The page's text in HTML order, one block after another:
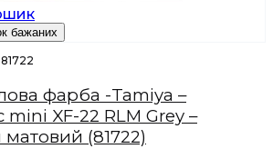
бажаних
фарба -Tamiya –
mini XF-22 RLM Grey –
матовий (81722)